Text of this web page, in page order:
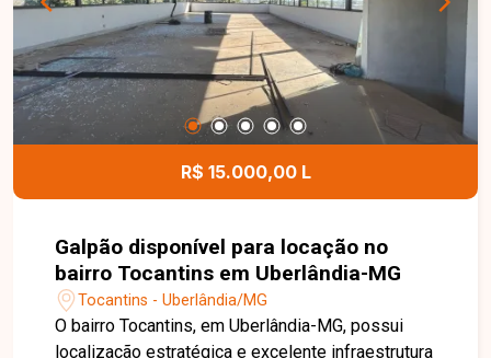
conhecer este excelente apartamento.
R$ 15.000,00 L
Galpão disponível para locação no
bairro Tocantins em Uberlândia-MG
Tocantins - Uberlândia/MG
O bairro Tocantins, em Uberlândia-MG, possui
localização estratégica e excelente infraestrutura